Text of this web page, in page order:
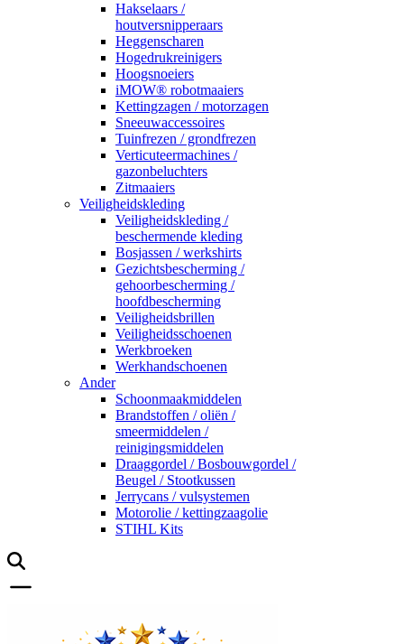
Hakselaars /
houtversnipperaars
Heggenscharen
Hogedrukreinigers
Hoogsnoeiers
iMOW® robotmaaiers
Kettingzagen / motorzagen
Sneeuwaccessoires
Tuinfrezen / grondfrezen
Verticuteermachines /
gazonbeluchters
Zitmaaiers
Veiligheidskleding
Veiligheidskleding /
beschermende kleding
Bosjassen / werkshirts
Gezichtsbescherming /
gehoorbescherming /
hoofdbescherming
Veiligheidsbrillen
Veiligheidsschoenen
Werkbroeken
Werkhandschoenen
Ander
Schoonmaakmiddelen
Brandstoffen / oliën /
smeermiddelen /
reinigingsmiddelen
Draaggordel / Bosbouwgordel /
Beugel / Stootkussen
Jerrycans / vulsystemen
Motorolie / kettingzaagolie
STIHL Kits